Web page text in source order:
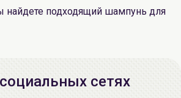
найдете подходящий шампунь для
сетях